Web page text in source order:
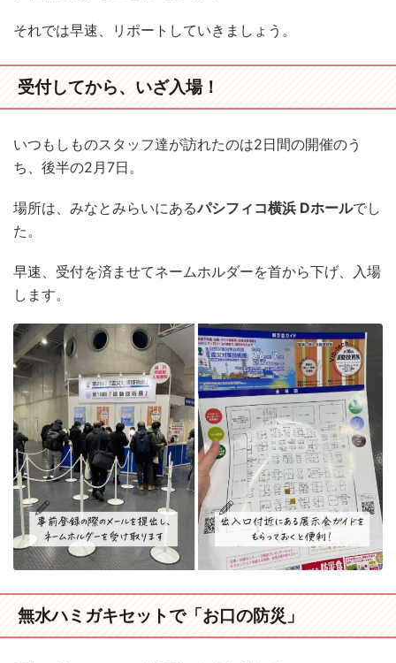
それでは早速、リポートしていきましょう。
受付してから、いざ入場！
いつもしものスタッフ達が訪れたのは2日間の開催のう
ち、後半の2月7日。
場所は、みなとみらいにあるパシフィコ横浜 Dホールでし
た。
早速、受付を済ませてネームホルダーを首から下げ、入場
します。
無水ハミガキセットで「お口の防災」